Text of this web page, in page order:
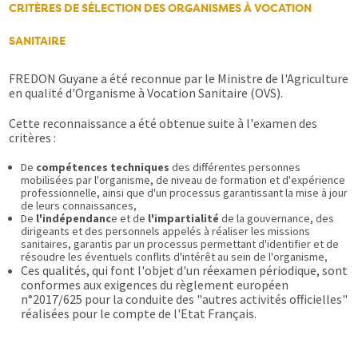
CRITÈRES DE SÉLECTION DES ORGANISMES À VOCATION
SANITAIRE
FREDON Guyane a été reconnue par le Ministre de l'Agriculture
en qualité d'Organisme à Vocation Sanitaire (OVS).
Cette reconnaissance a été obtenue suite à l'examen des
critères :
De compétences techniques des différentes personnes
mobilisées par l'organisme, de niveau de formation et d'expérience
professionnelle, ainsi que d'un processus garantissant la mise à jour
de leurs connaissances,
De l'indépendance et de l'impartialitéde la gouvernance, des
dirigeants et des personnels appelés à réaliser les missions
sanitaires, garantis par un processus permettant d'identifier et de
résoudre les éventuels conflits d'intérêt au sein de l'organisme,
Ces qualités, qui font l'objet d'un réexamen périodique, sont
conformes aux exigences du règlement européen
n°2017/625 pour la conduite des "autres activités officielles"
réalisées pour le compte de l'Etat Français.